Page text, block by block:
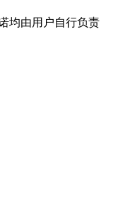
均由用户自行负责